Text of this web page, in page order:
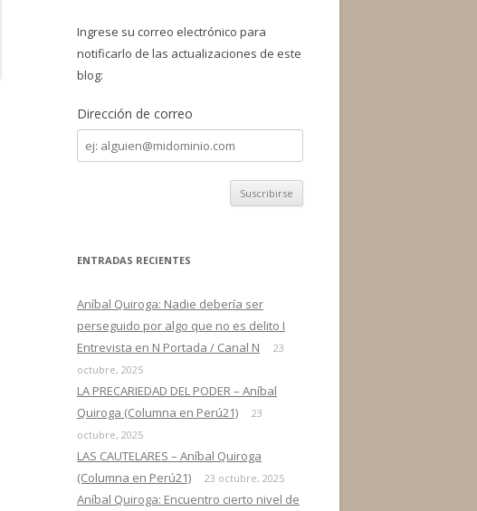
rIngrese su correo electrónico para
notificarlo de las actualizaciones de este
blog:
Dirección de correo
Dirección
de
correo
ENTRADAS RECIENTES
Aníbal Quiroga: Nadie debería ser
perseguido por algo que no es delito I
Entrevista en N Portada / Canal N
23
octubre, 2025
LA PRECARIEDAD DEL PODER – Aníbal
Quiroga (Columna en Perú21)
23
octubre, 2025
LAS CAUTELARES – Aníbal Quiroga
(Columna en Perú21)
23 octubre, 2025
Aníbal Quiroga: Encuentro cierto nivel de